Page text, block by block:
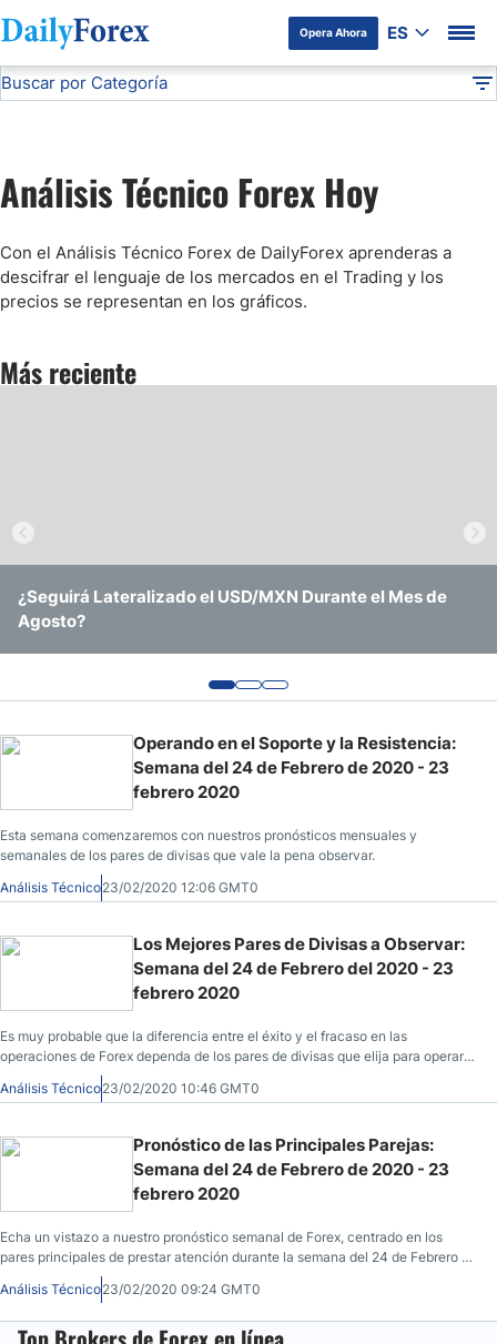
Opera Ahora ES
Divulgación del Anunciante
Buscar por Categoría
Análisis de Mercados Bursátiles
Análisis y Pronóstico del Café Hoy
Precio del Petróleo
Pronóstico Semanal Forex
Análisis Técnico Forex Hoy
Con el Análisis Técnico Forex de DailyForex aprenderas a
descifrar el lenguaje de los mercados en el Trading y los
precios se representan en los gráficos.
Más reciente
¿Seguirá Lateralizado el USD/MXN Durante el Mes de
Agosto?
EUR/USD Continúa Operando Sin Ninguna Convicción
Clara
USD/BRL Se Mantiene en Rango Amid Recorte de Tasas y
Vigilancia Electoral
Operando en el Soporte y la Resistencia:
Semana del 24 de Febrero de 2020 - 23
febrero 2020
Esta semana comenzaremos con nuestros pronósticos mensuales y
semanales de los pares de divisas que vale la pena observar.
Análisis Técnico23/02/2020 12:06 GMT0
Los Mejores Pares de Divisas a Observar:
Semana del 24 de Febrero del 2020 - 23
febrero 2020
Es muy probable que la diferencia entre el éxito y el fracaso en las
operaciones de Forex dependa de los pares de divisas que elija para operar
Análisis Técnico23/02/2020 10:46 GMT0
Pronóstico de las Principales Parejas:
Semana del 24 de Febrero de 2020 - 23
febrero 2020
Echa un vistazo a nuestro pronóstico semanal de Forex, centrado en los
pares principales de prestar atención durante la semana del 24 de Febrero de
Análisis Técnico23/02/2020 09:24 GMT0